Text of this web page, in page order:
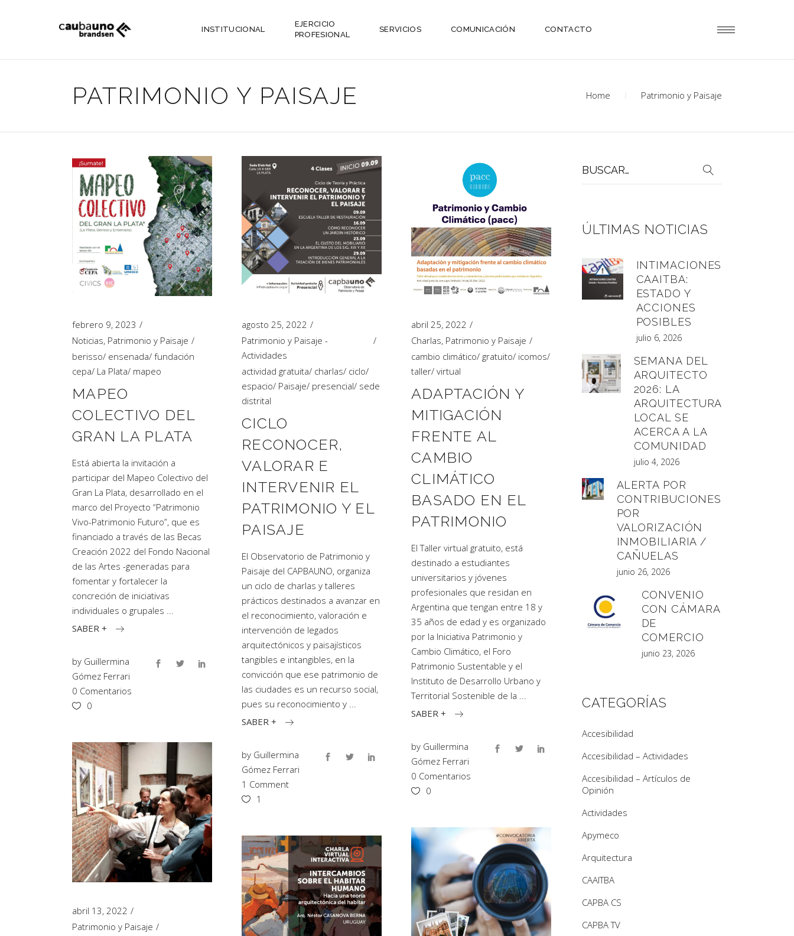
INSTITUCIONAL
EJERCICIO
PROFESIONAL
SERVICIOS COMUNICACIÓN CONTACTO
PATRIMONIO Y PAISAJE Home Patrimonio y Paisaje
febrero 9, 2023
Noticias, Patrimonio y Paisaje
berisso/ ensenada/ fundación
cepa/ La Plata/ mapeo
MAPEO
COLECTIVO DEL
GRAN LA PLATA
Está abierta la invitación a
participar del Mapeo Colectivo del
Gran La Plata, desarrollado en el
marco del Proyecto “Patrimonio
Vivo-Patrimonio Futuro”, que es
financiado a través de las Becas
Creación 2022 del Fondo Nacional
de las Artes -generadas para
fomentar y fortalecer la
concreción de iniciativas
individuales o grupales
SABER +
by Guillermina
Gómez Ferrari
0 Comentarios
0
agosto 25, 2022
Patrimonio y Paisaje -
Actividades
actividad gratuita/ charlas/ ciclo/
espacio/ Paisaje/ presencial/ sede
distrital
CICLO
RECONOCER,
VALORAR E
INTERVENIR EL
PATRIMONIO Y EL
PAISAJE
El Observatorio de Patrimonio y
Paisaje del CAPBAUNO, organiza
un ciclo de charlas y talleres
prácticos destinados a avanzar en
el reconocimiento, valoración e
intervención de legados
arquitectónicos y paisajísticos
tangibles e intangibles, en la
convicción que ese patrimonio de
las ciudades es un recurso social,
pues su reconocimiento y
SABER +
by Guillermina
Gómez Ferrari
1 Comment
1
abril 25, 2022
Charlas, Patrimonio y Paisaje
cambio climático/ gratuito/ icomos/
taller/ virtual
ADAPTACIÓN Y
MITIGACIÓN
FRENTE AL
CAMBIO
CLIMÁTICO
BASADO EN EL
PATRIMONIO
El Taller virtual gratuito, está
destinado a estudiantes
universitarios y jóvenes
profesionales que residan en
Argentina que tengan entre 18 y
35 años de edad y es organizado
por la Iniciativa Patrimonio y
Cambio Climático, el Foro
Patrimonio Sustentable y el
Instituto de Desarrollo Urbano y
Territorial Sostenible de la
SABER +
by Guillermina
Gómez Ferrari
0 Comentarios
0
abril 13, 2022
Patrimonio y Paisaje
por:
ÚLTIMAS NOTICIAS
INTIMACIONES
CAAITBA:
ESTADO Y
ACCIONES
POSIBLES
julio 6, 2026
SEMANA DEL
ARQUITECTO
2026: LA
ARQUITECTURA
LOCAL SE
ACERCA A LA
COMUNIDAD
julio 4, 2026
ALERTA POR
CONTRIBUCIONES
POR
VALORIZACIÓN
INMOBILIARIA /
CAÑUELAS
junio 26, 2026
CONVENIO
CON CÁMARA
DE
COMERCIO
junio 23, 2026
CATEGORÍAS
Accesibilidad
Accesibilidad – Actividades
Accesibilidad – Artículos de
Opinión
Actividades
Apymeco
Arquitectura
CAAITBA
CAPBA CS
CAPBA TV